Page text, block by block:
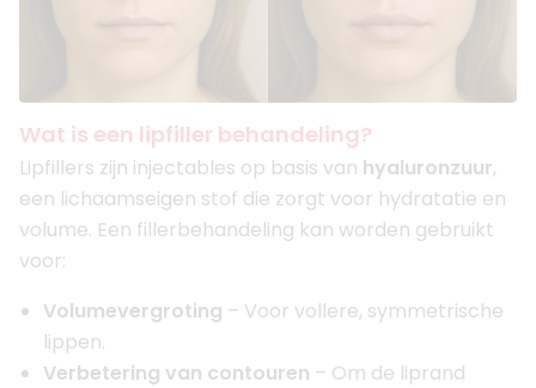
Wat is een lipfiller behandeling?
Lipfillers zijn injectables op basis van hyaluronzuur,
een lichaamseigen stof die zorgt voor hydratatie en
volume. Een fillerbehandeling kan worden gebruikt
voor:
Volumevergroting – Voor vollere, symmetrische
lippen.
Verbetering van contouren – Om de liprand